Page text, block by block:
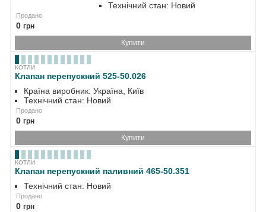
Технічний стан: Новий
Продано
0 грн
Купити
КОТЛИ
Клапан перепускний 525-50.026
Країна виробник: Україна, Київ
Технічний стан: Новий
Продано
0 грн
Купити
КОТЛИ
Клапан перепускний паливний 465-50.351
Технічний стан: Новий
Продано
0 грн